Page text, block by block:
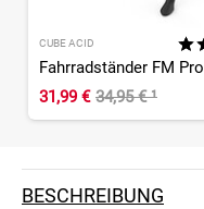
CUBE ACID
Fahrradständer FM Pro
31,99 € 34,95 €¹
BESCHREIBUNG